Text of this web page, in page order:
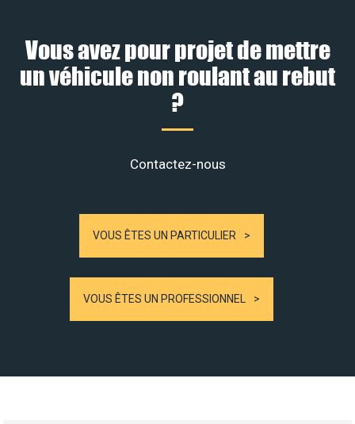
Vous avez pour projet de mettre
un véhicule non roulant au rebut
?
Contactez-nous
VOUS ÊTES UN PARTICULIER
VOUS ÊTES UN PROFESSIONNEL